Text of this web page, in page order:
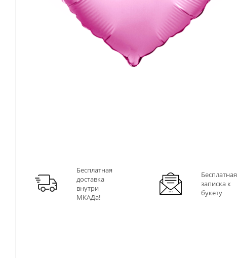
Бесплатная
доставка
внутри
МКАДа!
Бесплатная
записка к
букету